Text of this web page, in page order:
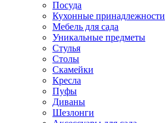
Посуда
Кухонные принадлежности
Мебель для сада
Уникальные предметы
Стулья
Столы
Скамейки
Кресла
Пуфы
Диваны
Шезлонги